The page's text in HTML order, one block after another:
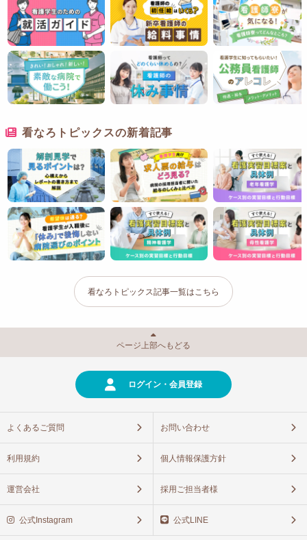
看なろトピックスの新着記事
看なろトピックス記事一覧はこちら
ページ上部へもどる
ログイン・会員登録
よくあるご質問 お問い合わせ
利用規約 個人情報保護方針
運営会社 採用ご担当者様
公式Instagram 公式LINE